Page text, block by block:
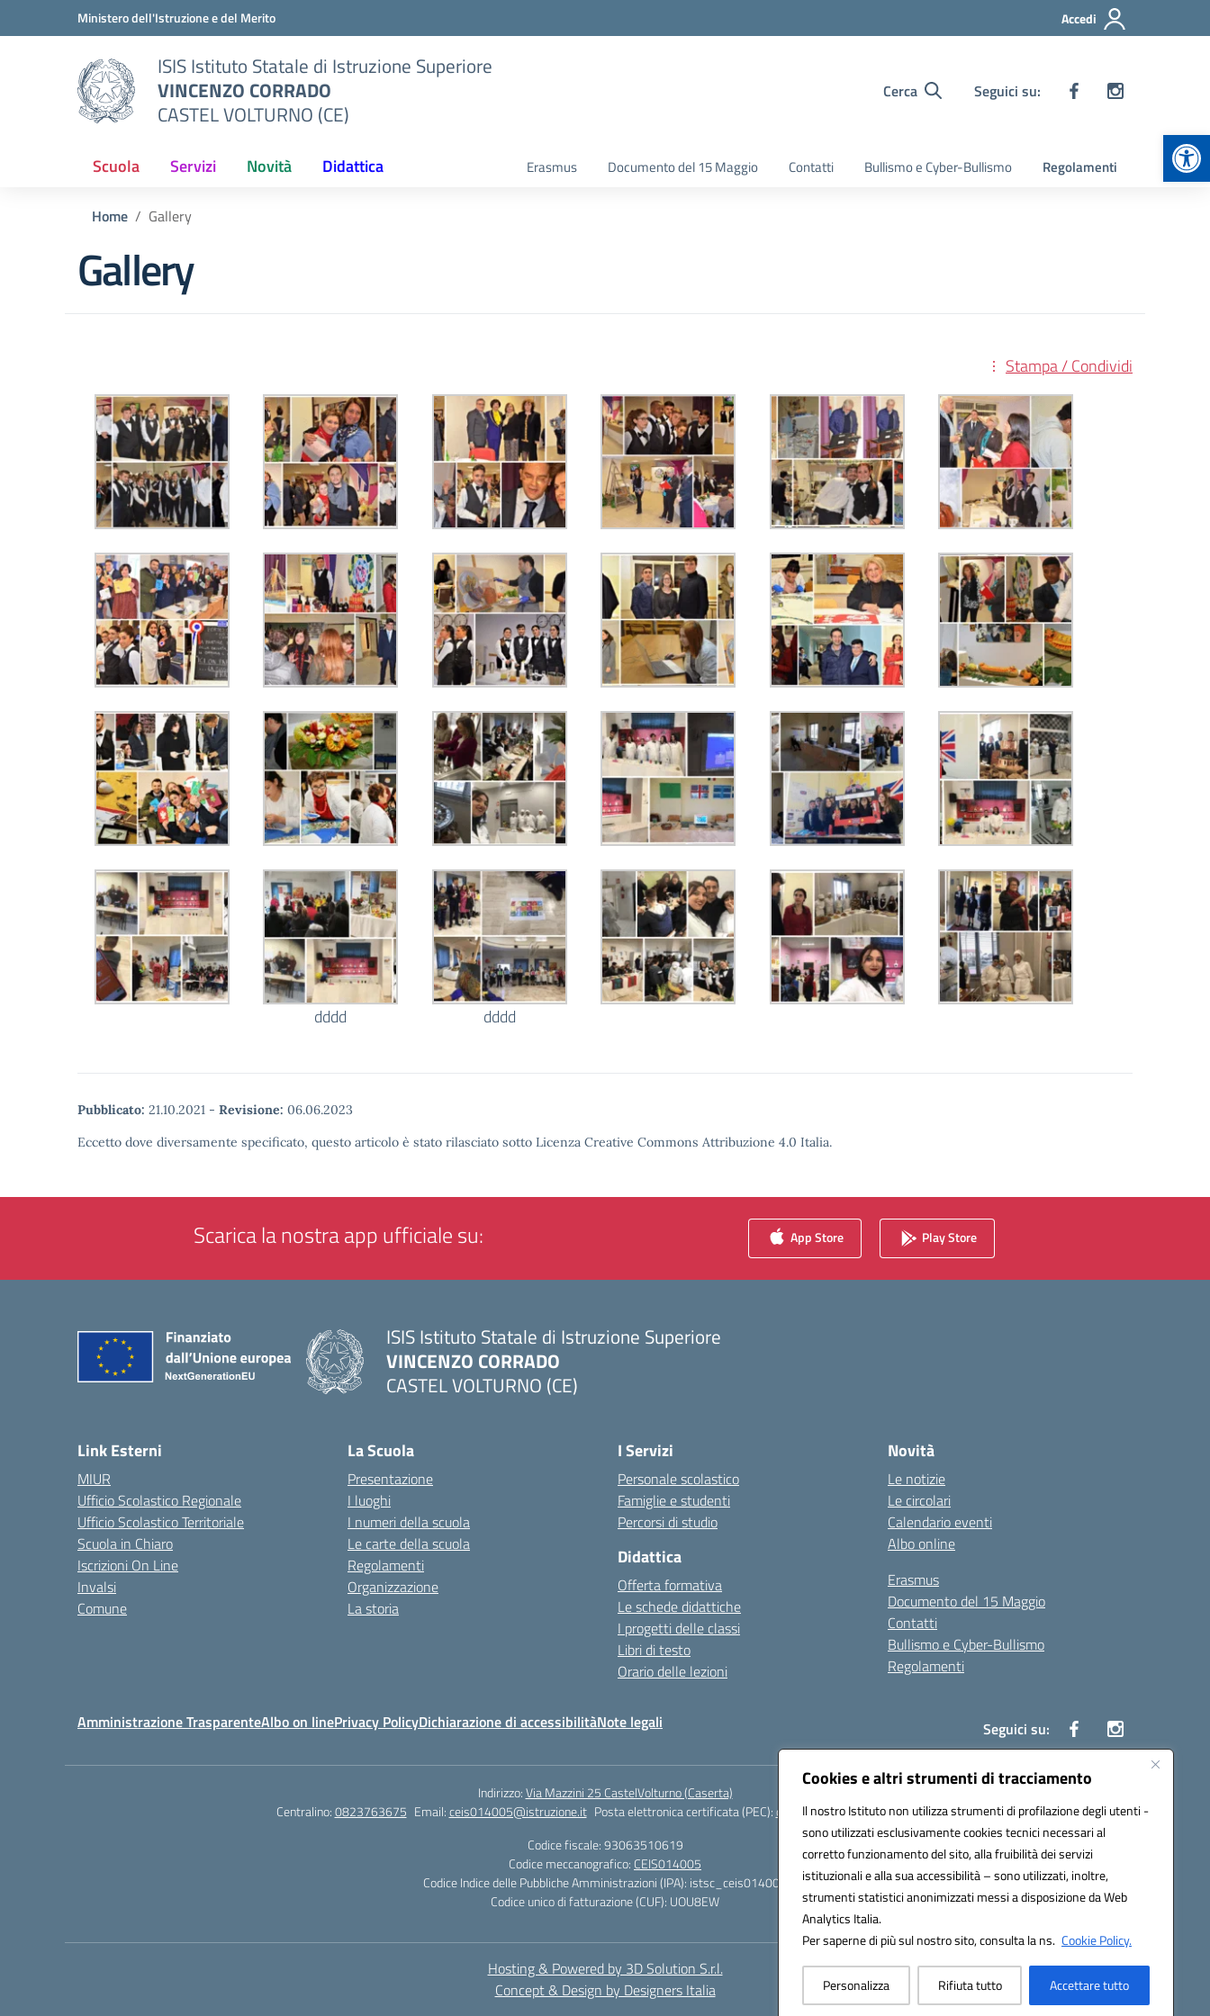
Cookies e altri strumenti di tracciamento
Il nostro Istituto non utilizza strumenti di profilazione degli utenti -
sono utilizzati esclusivamente cookies tecnici necessari al
corretto funzionamento del sito, alla fruibilità dei servizi
istituzionali e alla sua accessibilità – sono utilizzati, inoltre,
strumenti statistici anonimizzati messi a disposizione da Web
Analytics Italia.
Per saperne di più sul nostro sito, consulta la ns. Cookie Policy.
Personalizza Rifiuta tutto Accettare tutto
Vai ai contenuti
Vai al menu di navigazioneMinistero dell'Istruzione e del Merito Accedi
ISIS Istituto Statale di Istruzione Superiore
VINCENZO CORRADO
CASTEL VOLTURNO (CE)
Cerca Seguici su:
Scuola Servizi Novità Didattica Erasmus Documento del 15 Maggio Contatti Bullismo e Cyber-Bullismo Regolamenti
Home Gallery
Gallery
Stampa / Condividi
dddd dddd
Pubblicato: 21.10.2021 - Revisione: 06.06.2023
Eccetto dove diversamente specificato, questo articolo è stato rilasciato sotto Licenza Creative Commons Attribuzione 4.0 Italia.
Scarica la nostra app ufficiale su: App Store Play Store
ISIS Istituto Statale di Istruzione Superiore
VINCENZO CORRADO
CASTEL VOLTURNO (CE)
Link Esterni
MIUR
Ufficio Scolastico Regionale
Ufficio Scolastico Territoriale
Scuola in Chiaro
Iscrizioni On Line
Invalsi
Comune
La Scuola
Presentazione
I luoghi
I numeri della scuola
Le carte della scuola
Regolamenti
Organizzazione
La storia
I Servizi
Personale scolastico
Famiglie e studenti
Percorsi di studio
Didattica
Offerta formativa
Le schede didattiche
I progetti delle classi
Libri di testo
Orario delle lezioni
Novità
Le notizie
Le circolari
Calendario eventi
Albo online
Erasmus
Documento del 15 Maggio
Contatti
Bullismo e Cyber-Bullismo
Regolamenti
Amministrazione TrasparenteAlbo on linePrivacy PolicyDichiarazione di accessibilitàNote legali Seguici su:
Indirizzo:Via Mazzini 25 CastelVolturno (Caserta)
Centralino:0823763675 Email:ceis014005@istruzione.it Posta elettronica certificata (PEC):ceis014005@pec.istruzione.it
Codice fiscale: 93063510619
Codice meccanografico: CEIS014005
Codice Indice delle Pubbliche Amministrazioni (IPA): istsc_ceis014005
Codice unico di fatturazione (CUF): UOU8EW
Hosting & Powered by 3D Solution S.r.l.
Concept & Design by Designers Italia